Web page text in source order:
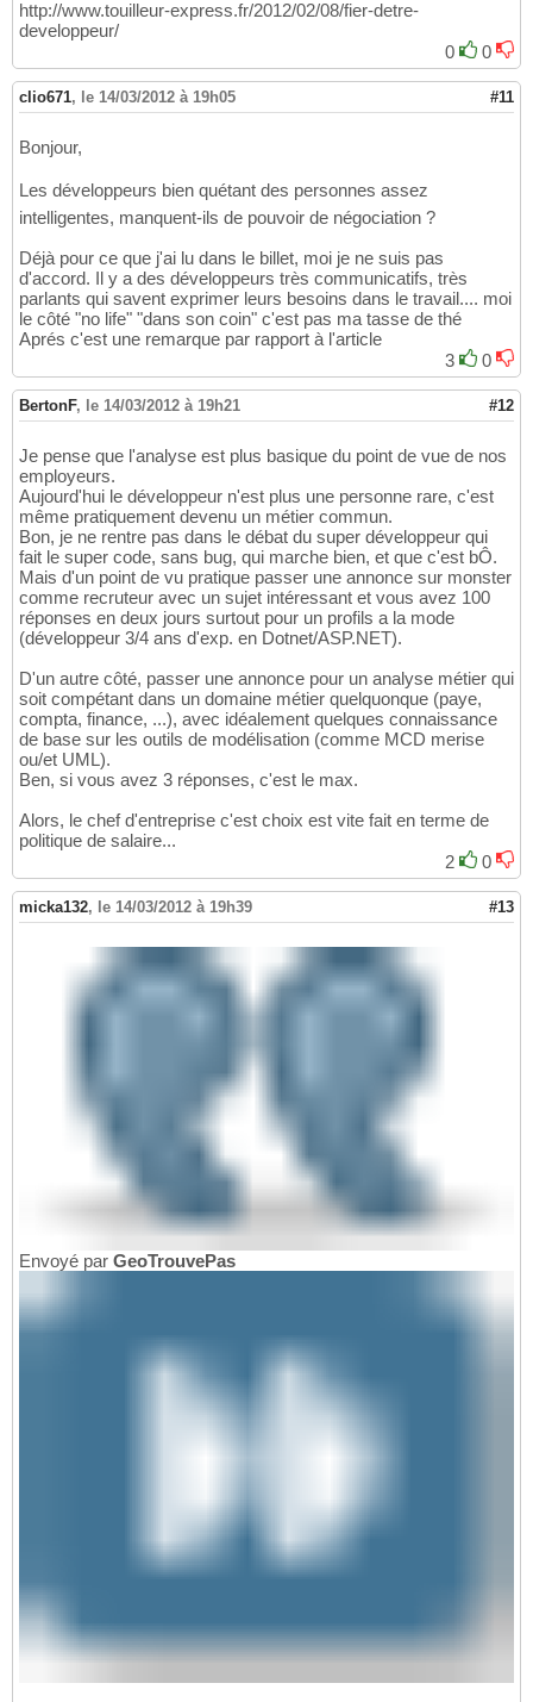
http://www.touilleur-express.fr/2012/02/08/fier-detre-
developpeur/
0
0
clio671, le 14/03/2012 à 19h05 #11
Bonjour,
Les développeurs bien quétant des personnes assez
intelligentes, manquent-ils de pouvoir de négociation ?
Déjà pour ce que j'ai lu dans le billet, moi je ne suis pas
d'accord. Il y a des développeurs très communicatifs, très
parlants qui savent exprimer leurs besoins dans le travail.... moi
le côté "no life" "dans son coin" c'est pas ma tasse de thé
Aprés c'est une remarque par rapport à l'article
3
0
BertonF, le 14/03/2012 à 19h21 #12
Je pense que l'analyse est plus basique du point de vue de nos
employeurs.
Aujourd'hui le développeur n'est plus une personne rare, c'est
même pratiquement devenu un métier commun.
Bon, je ne rentre pas dans le débat du super développeur qui
fait le super code, sans bug, qui marche bien, et que c'est bÔ.
Mais d'un point de vu pratique passer une annonce sur monster
comme recruteur avec un sujet intéressant et vous avez 100
réponses en deux jours surtout pour un profils a la mode
(développeur 3/4 ans d'exp. en Dotnet/ASP.NET).
D'un autre côté, passer une annonce pour un analyse métier qui
soit compétant dans un domaine métier quelquonque (paye,
compta, finance, ...), avec idéalement quelques connaissance
de base sur les outils de modélisation (comme MCD merise
ou/et UML).
Ben, si vous avez 3 réponses, c'est le max.
Alors, le chef d'entreprise c'est choix est vite fait en terme de
politique de salaire...
2
0
micka132, le 14/03/2012 à 19h39 #13
Envoyé par GeoTrouvePas